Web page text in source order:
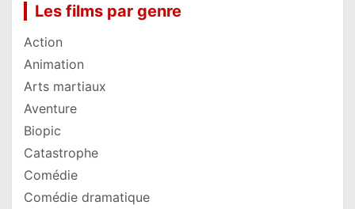
Les films par genre
Action
Animation
Arts martiaux
Aventure
Biopic
Catastrophe
Comédie
Comédie dramatique